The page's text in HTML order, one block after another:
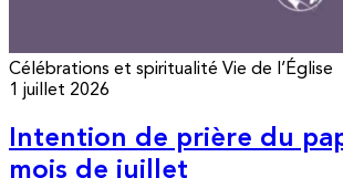
Célébrations et spiritualité Vie de l’Église
1 juillet 2026
Intention de prière du
mois de juillet